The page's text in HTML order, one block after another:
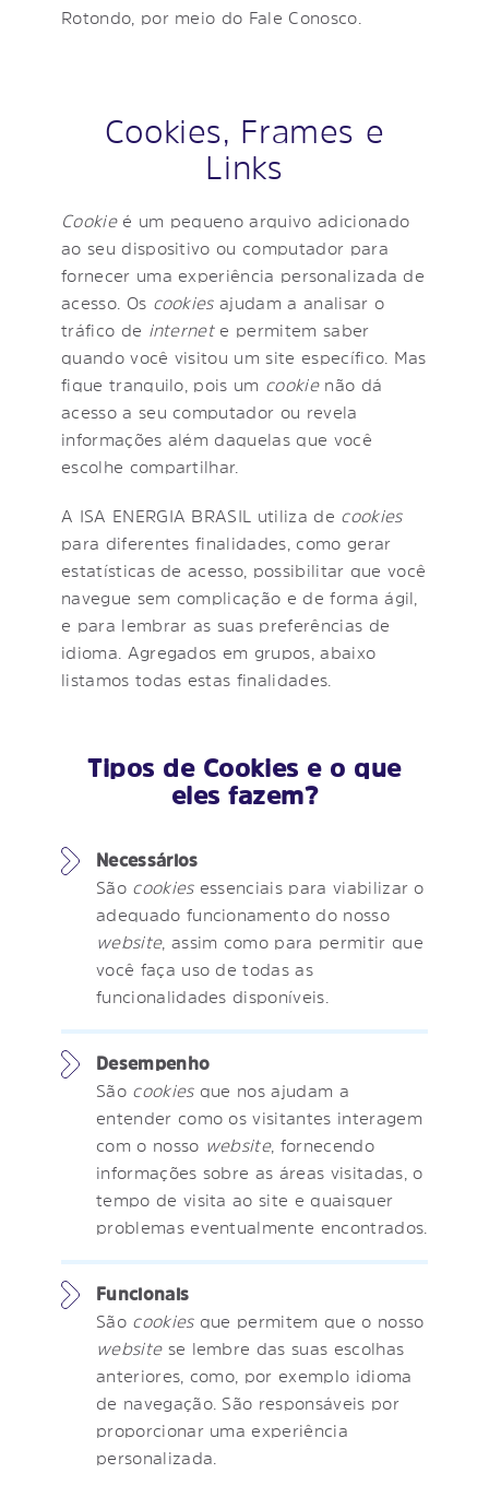
Rotondo, por meio do Fale Conosco.
Cookies, Frames e
Links
Cookieé um pequeno arquivo adicionado
ao seu dispositivo ou computador para
fornecer uma experiência personalizada de
acesso. Os cookiesajudam a analisar o
tráfico de internete permitem saber
quando você visitou um site específico. Mas
fique tranquilo, pois um cookienão dá
acesso a seu computador ou revela
informações além daquelas que você
escolhe compartilhar.
A ISA ENERGIA BRASIL utiliza de cookies
para diferentes finalidades, como gerar
estatísticas de acesso, possibilitar que você
navegue sem complicação e de forma ágil,
e para lembrar as suas preferências de
idioma. Agregados em grupos, abaixo
listamos todas estas finalidades.
Tipos de Cookies e o que
eles fazem?
Necessários
São cookiesessenciais para viabilizar o
adequado funcionamento do nosso
website, assim como para permitir que
você faça uso de todas as
funcionalidades disponíveis.
Desempenho
São cookiesque nos ajudam a
entender como os visitantes interagem
com o nosso website, fornecendo
informações sobre as áreas visitadas, o
tempo de visita ao site e quaisquer
problemas eventualmente encontrados.
Funcionais
São cookiesque permitem que o nosso
websitese lembre das suas escolhas
anteriores, como, por exemplo idioma
de navegação. São responsáveis por
proporcionar uma experiência
personalizada.